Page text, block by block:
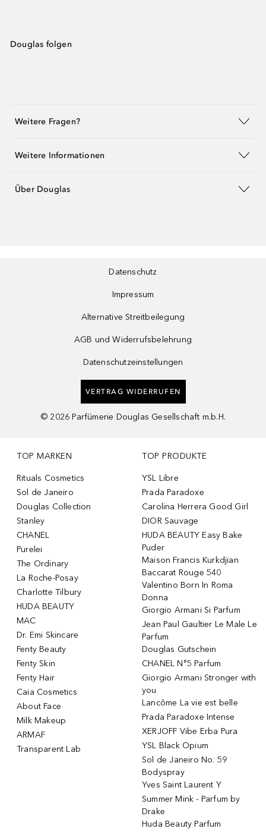
Douglas folgen
Weitere Fragen?
Weitere Informationen
Über Douglas
Datenschutz
Impressum
Alternative Streitbeilegung
AGB und Widerrufsbelehrung
Datenschutzeinstellungen
VERTRAG WIDERRUFEN
© 2026 Parfümerie Douglas Gesellschaft m.b.H.
TOP MARKEN
Rituals Cosmetics
Sol de Janeiro
Douglas Collection
Stanley
CHANEL
Purelei
The Ordinary
La Roche-Posay
Charlotte Tilbury
HUDA BEAUTY
MAC
Dr. Emi Skincare
Fenty Beauty
Fenty Skin
Fenty Hair
Caia Cosmetics
About Face
Milk Makeup
ARMAF
Transparent Lab
TOP PRODUKTE
YSL Libre
Prada Paradoxe
Carolina Herrera Good Girl
DIOR Sauvage
HUDA BEAUTY Easy Bake
Puder
Maison Francis Kurkdjian
Baccarat Rouge 540
Valentino Born In Roma
Donna
Giorgio Armani Si Parfum
Jean Paul Gaultier Le Male Le
Parfum
Douglas Gutschein
CHANEL N°5 Parfum
Giorgio Armani Stronger with
you
Lancôme La vie est belle
Prada Paradoxe Intense
XERJOFF Vibe Erba Pura
YSL Black Opium
Sol de Janeiro No. 59
Bodyspray
Yves Saint Laurent Y
Summer Mink - Parfum by
Drake
Huda Beauty Parfum